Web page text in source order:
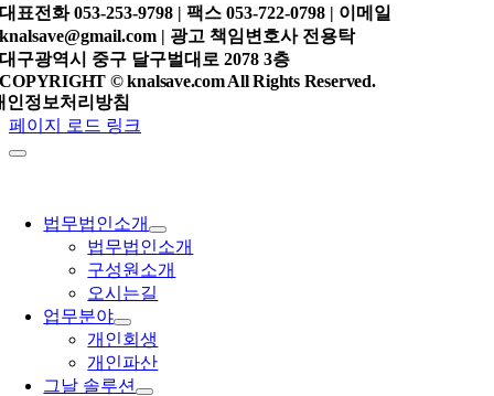
대표전화053-253-9798 |팩스 053-722-0798 | 이메일
knalsave@gmail.com | 광고 책임변호사전용탁
대구광역시 중구 달구벌대로 2078 3층
COPYRIGHT © knalsave.com All Rights Reserved.
인정보처리방침
페이지 로드 링크
법무법인소개
법무법인소개
구성원소개
오시는길
업무분야
개인회생
개인파산
그날 솔루션